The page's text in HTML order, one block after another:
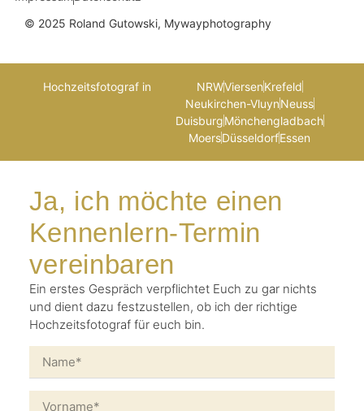
© 2025 Roland Gutowski, Mywayphotography
Hochzeitsfotograf in NRWViersenKrefeld
Neukirchen-VluynNeuss
DuisburgMönchengladbach
MoersDüsseldorfEssen
Ja, ich möchte einen
Kennenlern-Termin
vereinbaren
Ein erstes Gespräch verpflichtet Euch zu gar nichts
und dient dazu festzustellen, ob ich der richtige
Hochzeitsfotograf für euch bin.